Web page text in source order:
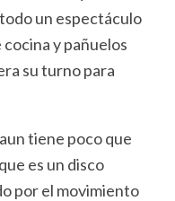
un espectáculo
y pañuelos
su turno para
tiene poco que
es un disco
por el movimiento